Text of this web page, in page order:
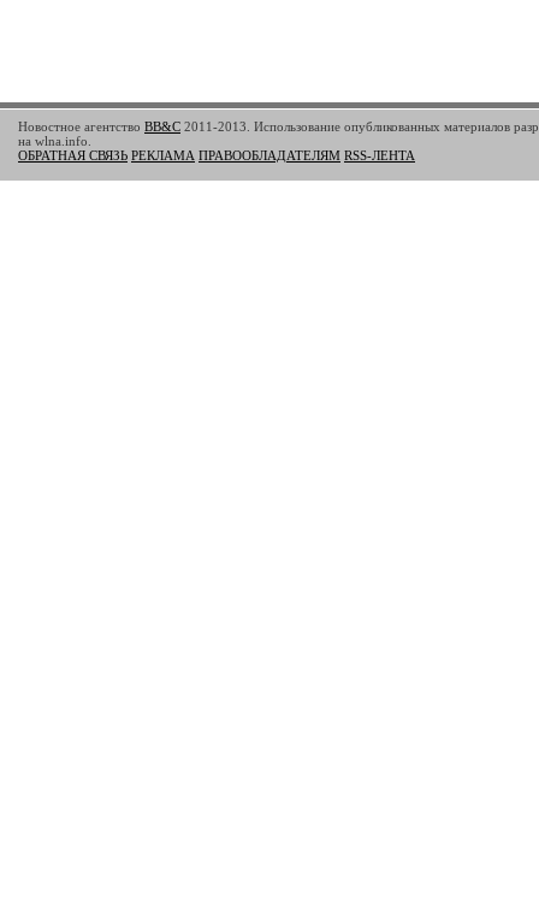
Новостное агентство BB&C 2011-2013. Использование опубликованных материалов
на wlna.info.
ОБРАТНАЯ СВЯЗЬ РЕКЛАМА ПРАВООБЛАДАТЕЛЯМ RSS-ЛЕНТА